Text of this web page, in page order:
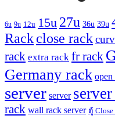
6u 9u 12u 15u 27u 36u 39u
Rackclose rack
rack extra rack fr rack
Germany rack open
server server
rack wall rack server ตู้ Close